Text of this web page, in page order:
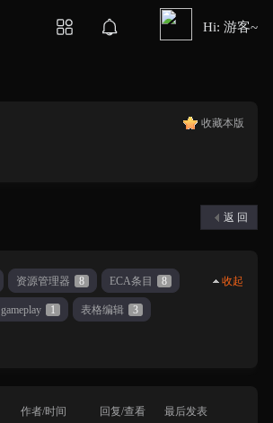
Hi: 游客~
收藏本版
返 回
收起
资源管理器 8 ECA条目 8
gameplay 1 表格编辑 3
作者/时间 回复/查看 最后发表